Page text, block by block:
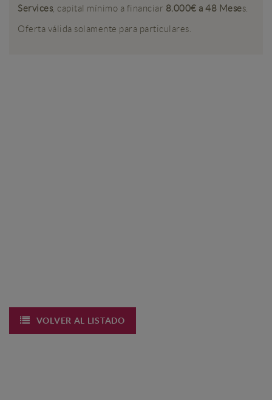
Services, capital mínimo a financiar 8.000€ a 48 Meses.
Oferta válida solamente para particulares.
VOLVER AL LISTADO